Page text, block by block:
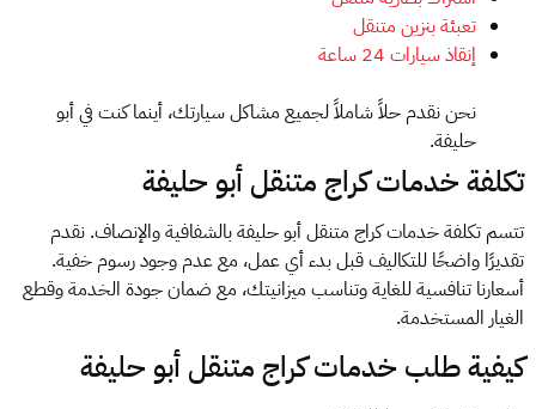
تعبئة بنزين متنقل
إنقاذ سيارات 24 ساعة
نحن نقدم حلاً شاملاً لجميع مشاكل سيارتك، أينما كنت في أبو
حليفة.
تكلفة خدمات كراج متنقل أبو حليفة
تتسم تكلفة خدمات كراج متنقل أبو حليفة بالشفافية والإنصاف. نقدم
تقديرًا واضحًا للتكاليف قبل بدء أي عمل، مع عدم وجود رسوم خفية.
أسعارنا تنافسية للغاية وتناسب ميزانيتك، مع ضمان جودة الخدمة وقطع
الغيار المستخدمة.
كيفية طلب خدمات كراج متنقل أبو حليفة